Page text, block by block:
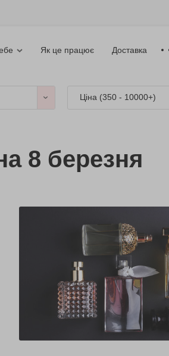
Як це працює Доставка
Ціна (350 - 10000+)
8 березня